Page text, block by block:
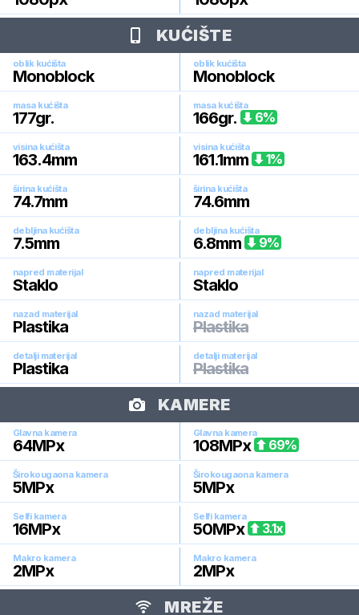
KUĆIŠTE
oblik kućišta
Monoblock
oblik kućišta
Monoblock
masa kućišta
177gr.
masa kućišta
166gr. 6%
visina kućišta
163.4mm
visina kućišta
161.1mm 1%
širina kućišta
74.7mm
širina kućišta
74.6mm
debljina kućišta
7.5mm
debljina kućišta
6.8mm 9%
napred materijal
Staklo
napred materijal
Staklo
nazad materijal
Plastika
nazad materijal
Plastika
detalji materijal
Plastika
detalji materijal
Plastika
KAMERE
Glavna kamera
64MPx
Glavna kamera
108MPx 69%
Širokougaona kamera
5MPx
Širokougaona kamera
5MPx
Selfi kamera
16MPx
Selfi kamera
50MPx 3.1x
Makro kamera
2MPx
Makro kamera
2MPx
MREŽE